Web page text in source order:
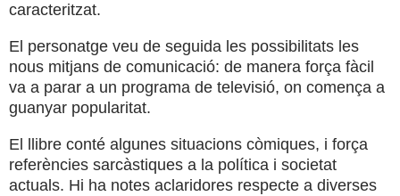
caracteritzat.
El personatge veu de seguida les possibilitats les
nous mitjans de comunicació: de manera força fàcil
va a parar a un programa de televisió, on comença a
guanyar popularitat.
El llibre conté algunes situacions còmiques, i força
referències sarcàstiques a la política i societat
actuals. Hi ha notes aclaridores respecte a diverses